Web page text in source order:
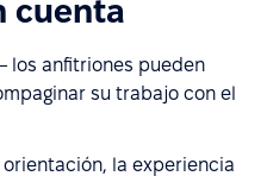
cuenta
los anfitriones pueden
su trabajo con el
la experiencia